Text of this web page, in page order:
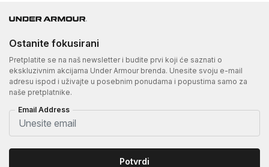
Ostanite fokusirani
Pretplatite se na naš newsletter i budite prvi koji će saznati o
ekskluzivnim akcijama Under Armour brenda. Unesite svoju e-mail
adresu ispod i uživajte u posebnim ponudama i popustima samo za
naše pretplatnike.
Email Address
Potvrdi